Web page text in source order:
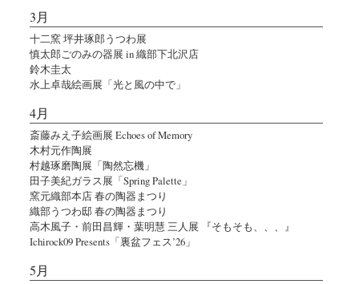
3月
十二窯 坪井琢郎うつわ展
慎太郎ごのみの器展 in 織部下北沢店
鈴木圭太
水上卓哉絵画展「光と風の中で」
4月
斎藤みえ子絵画展 Echoes of Memory
木村元作陶展
村越琢磨陶展「陶然忘機」
田子美紀ガラス展「Spring Palette」
窯元織部本店 春の陶器まつり
織部うつわ邸 春の陶器まつり
高木風子・前田昌輝・葉明慧 三人展 『そもそも、、、』
Ichirock09 Presents「裏盆フェス’26」
5月